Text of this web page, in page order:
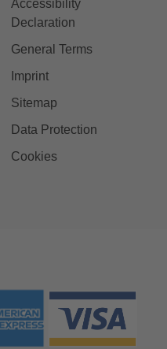
Accessibility
Declaration
General Terms
Imprint
Sitemap
Data Protection
Cookies